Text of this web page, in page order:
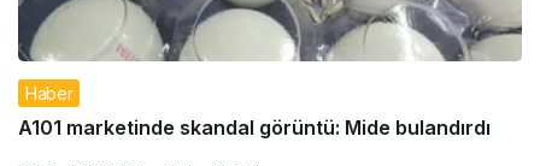
Haber
A101 marketinde skandal görüntü: Mide bulandırdı